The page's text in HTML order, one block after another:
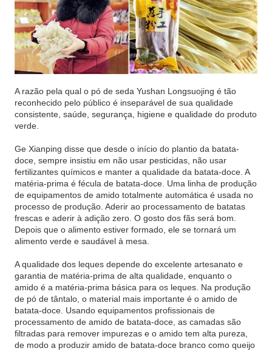
A razão pela qual o pó de seda Yushan Longsuojing é tão
reconhecido pelo público é inseparável de sua qualidade
consistente, saúde, segurança, higiene e qualidade do produto
verde.
Ge Xianping disse que desde o início do plantio da batata-
doce, sempre insistiu em não usar pesticidas, não usar
fertilizantes químicos e manter a qualidade da batata-doce. A
matéria-prima é fécula de batata-doce. Uma linha de produção
de equipamentos de amido totalmente automática é usada no
processo de produção. Aderir ao processamento de batatas
frescas e aderir à adição zero. O gosto dos fãs será bom.
Depois que o alimento estiver formado, ele se tornará um
alimento verde e saudável à mesa.
A qualidade dos leques depende do excelente artesanato e
garantia de matéria-prima de alta qualidade, enquanto o
amido é a matéria-prima básica para os leques. Na produção
de pó de tântalo, o material mais importante é o amido de
batata-doce. Usando equipamentos profissionais de
processamento de amido de batata-doce, as camadas são
filtradas para remover impurezas e o amido tem alta pureza,
de modo a produzir amido de batata-doce branco como queijo